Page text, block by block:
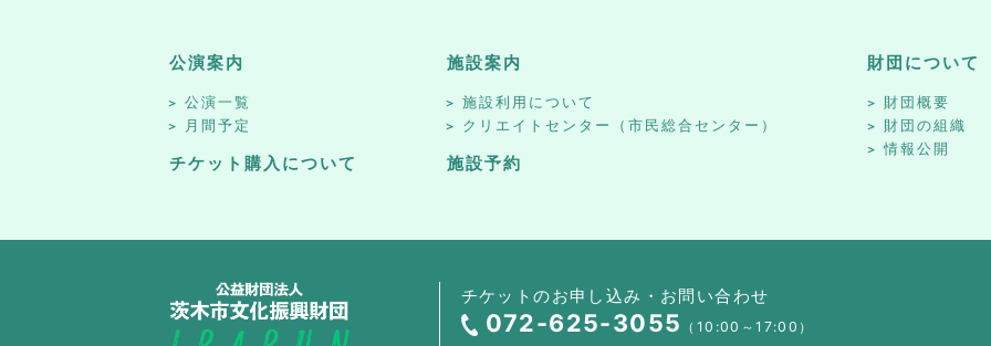
公演案内
公演一覧
月間予定
チケット購入について
施設案内
施設利用について
クリエイトセンター（市民総合センター）
施設予約
財団について
財団概要
財団の組織
情報公開
チケットのお申し込み・お問い合わせ
072-625-3055 （10:00～17:00）